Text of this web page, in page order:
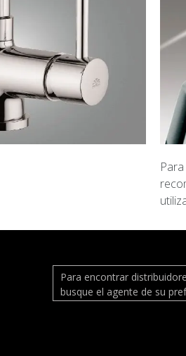
Para encontrar
busque el agente de su